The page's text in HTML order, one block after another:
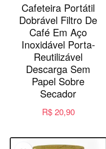
Cafeteira Portátil
Dobrável Filtro De
Café Em Aço
Inoxidável Porta-
Reutilizável
Descarga Sem
Papel Sobre
Secador
R$20,90